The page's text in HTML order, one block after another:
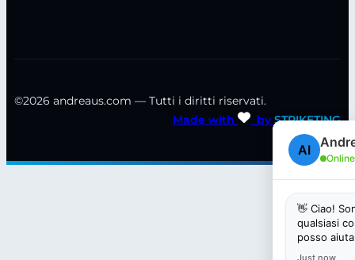
©2026 andreaus.com — Tutti i diritti riservati.
Made with
by STRIKETING